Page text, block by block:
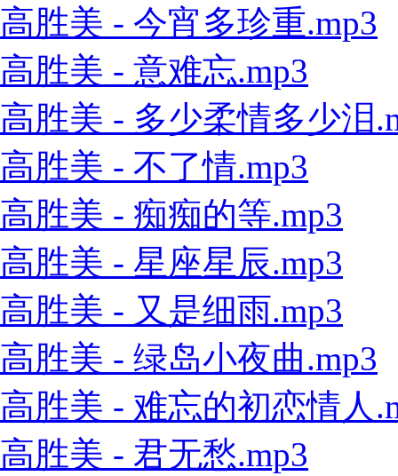
高胜美 - 今宵多珍重.mp3
高胜美 - 意难忘.mp3
高胜美 - 多少柔情多少泪
高胜美 - 不了情.mp3
高胜美 - 痴痴的等.mp3
高胜美 - 星座星辰.mp3
高胜美 - 又是细雨.mp3
高胜美 - 绿岛小夜曲.mp3
高胜美 - 难忘的初恋情人
高胜美 - 君无愁.mp3